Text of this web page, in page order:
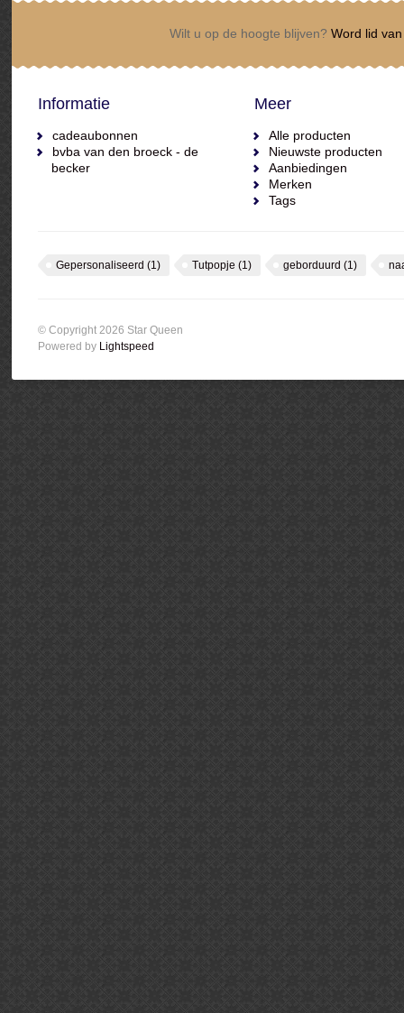
Wilt u op de hoogte blijven? Word lid
Informatie
cadeaubonnen
bvba van den broeck - de
becker
Meer
Alle producten
Nieuwste producten
Aanbiedingen
Merken
Tags
Gepersonaliseerd (1) Tutpopje (1) geborduurd (1)
© Copyright 2026 Star Queen
Powered by Lightspeed